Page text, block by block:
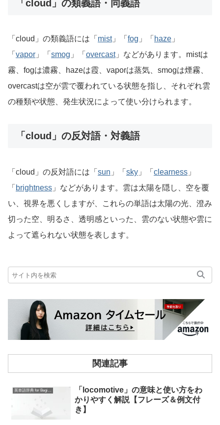
「cloud」の類義語・同義語
「cloud」の類義語には「 mist」「 fog 」「 haze 」
「 vapor 」「 smog 」「 overcast」などがあります。mistは
霧、fogは濃霧、hazeは霞、vaporは蒸気、smogは煙霧、
overcastは空が雲で覆われている状態を指し、それぞれ雲
の種類や状態、発生状況によって使い分けられます。
「cloud」の反対語・対義語
「cloud」の反対語には「 sun 」「 sky 」「 clearness 」
「 brightness 」などがあります。雲は太陽を隠し、空を覆
い、視界を悪くしますが、これらの単語は太陽の光、澄み
切った空、明るさ、透明感といった、雲のない状態や雲に
よって遮られない状態を表します。
関連記事
英単語辞典 for Beginners
「locomotive」の意味と使い方をわ
かりやすく解説【フレーズ＆例文付
き】